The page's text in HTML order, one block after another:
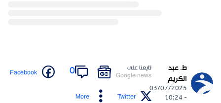
ط. عبد
الكريم
03/07/2025
- 10:24
تابعنا على
Google news
0
Facebook
Twitter
More